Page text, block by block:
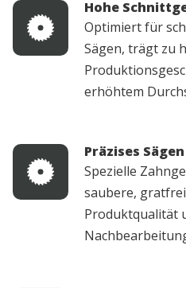
Hohe
Optimiert für
Sägen, trägt zu
erhöhtem
Präzises Sägen
Spezielle
saubere,
Produktqualität